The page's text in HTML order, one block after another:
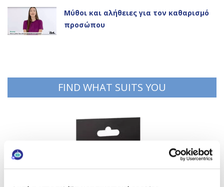
Μύθοι και αλήθειες για τον καθαρισμό
προσώπου
FIND WHAT SUITS YOU